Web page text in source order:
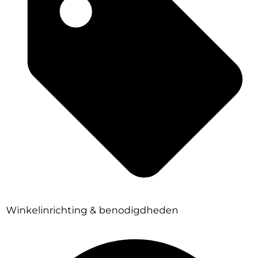
Winkelinrichting & benodigdheden